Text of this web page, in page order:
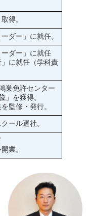
得。
ダー」に就任。
ーダー」に就任
」に就任（学科責
巣免許センター
」を獲得。
監修・発行。
ール退社。
業。